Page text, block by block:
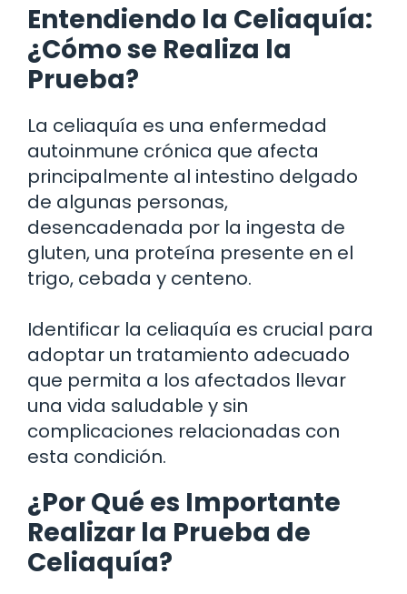
Entendiendo la Celiaquía:
¿Cómo se Realiza la
Prueba?
La celiaquía es una enfermedad
autoinmune crónica que afecta
principalmente al intestino delgado
de algunas personas,
desencadenada por la ingesta de
gluten, una proteína presente en el
trigo, cebada y centeno.
Identificar la celiaquía es crucial para
adoptar un tratamiento adecuado
que permita a los afectados llevar
una vida saludable y sin
complicaciones relacionadas con
esta condición.
¿Por Qué es Importante
Realizar la Prueba de
Celiaquía?